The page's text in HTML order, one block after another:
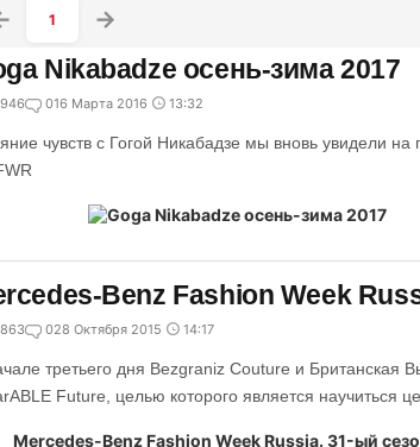
1
Nikabadze осень-зима 2017
016 Марта 2016 13:32
чувств с Гогой Никабадзе мы вновь увидели
Benz Fashion Week
028 Октября 2015 14:17
третьего дня Bezgraniz Couture и Британская
Future, целью которого является научиться